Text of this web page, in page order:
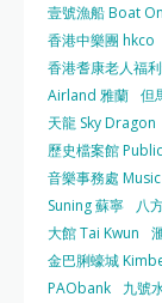
壹號漁船 Boat
香港中樂團 hkco
香港耆康老人福
Airland 雅蘭 但
天龍 Sky Dragon
歷史檔案館
音樂事務處
Suning 蘇寧
八
大館 Tai Kwun
金巴脷蠔城
PAObank
九號